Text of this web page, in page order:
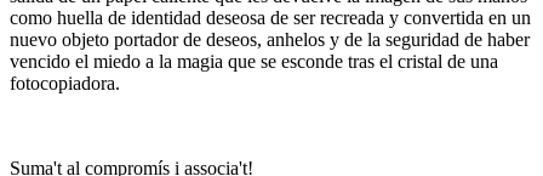
como huella de identidad deseosa de ser recreada y convertida en un
nuevo objeto portador de deseos, anhelos y de la seguridad de haber
vencido el miedo a la magia que se esconde tras el cristal de una
fotocopiadora.
Suma't al compromís i associa't!